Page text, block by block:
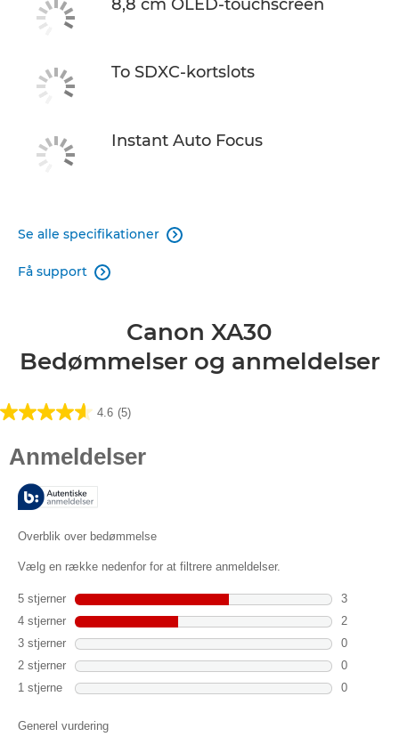
8,8 cm OLED-touchscreen
To SDXC-kortslots
Instant Auto Focus
Se alle specifikationer 
Få support 
Canon XA30
Bedømmelser og anmeldelser
4.6 (5)
4.6
af
stjerner.